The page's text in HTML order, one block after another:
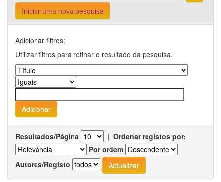
Iniciar uma nova pesquisa
Adicionar filtros:
Utilizar filtros para refinar o resultado da pesquisa.
Resultados/Página | Ordenar registos por:
Por ordem
Autores/Registo